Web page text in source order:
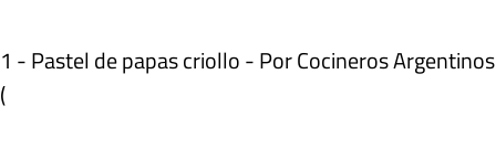
1 - Pastel de papas criollo - Por Cocineros Argentinos
(